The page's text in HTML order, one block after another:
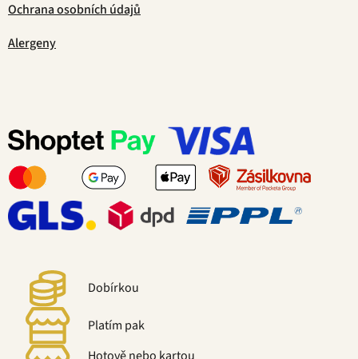
Ochrana osobních údajů
Alergeny
Dobírkou
Platím pak